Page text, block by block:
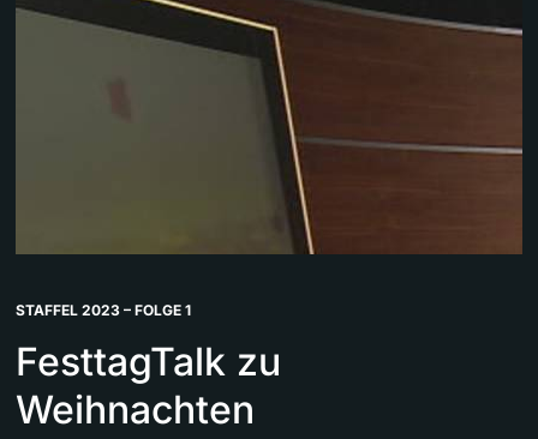
STAFFEL 2023 – FOLGE 1
FesttagTalk zu
Weihnachten